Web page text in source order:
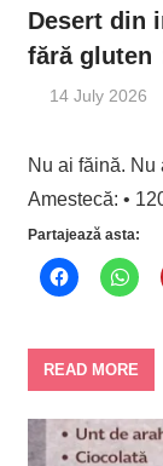
Desert din
fără gluten
14 July 2026
Nu ai făină. Nu
Amestecă: •
Partajează asta:
READ MORE